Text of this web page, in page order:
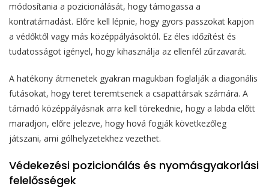
módosítania a pozicionálását, hogy támogassa a
kontratámadást. Előre kell lépnie, hogy gyors passzokat kapjon
a védőktől vagy más középpályásoktól. Ez éles időzítést és
tudatosságot igényel, hogy kihasználja az ellenfél zűrzavarát.
A hatékony átmenetek gyakran magukban foglalják a diagonális
futásokat, hogy teret teremtsenek a csapattársak számára. A
támadó középpályásnak arra kell törekednie, hogy a labda előtt
maradjon, előre jelezve, hogy hová fogják következőleg
játszani, ami gólhelyzetekhez vezethet.
Védekezési pozicionálás és nyomásgyakorlási
felelősségek